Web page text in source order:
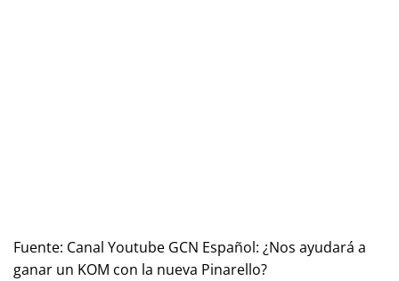
Fuente: Canal Youtube GCN Español: ¿Nos ayudará a
ganar un KOM con la nueva Pinarello?